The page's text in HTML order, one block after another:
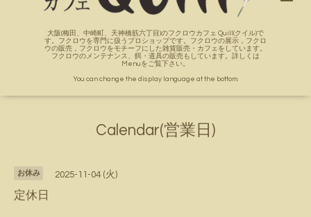
大阪(梅田、中崎町、天神橋筋六丁目)のフクロウカフェ Quill(クイル)で
す。フクロウを専門に扱うプロショップです。フクロウの展示，フクロ
ウの販売，フクロウをモチーフにした雑貨販売・カフェをしています。
フクロウのメンテナンス、餌・道具の販売もしています。詳しくは
Menuをご覧下さい。
You can change the display language at the bottom.
Calendar(営業日)
お休み 2025-11-04 (火)
定休日